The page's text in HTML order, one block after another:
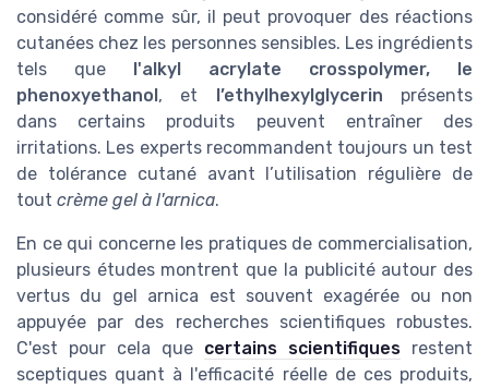
considéré comme sûr, il peut provoquer des réactions
cutanées chez les personnes sensibles. Les ingrédients
tels que l'alkyl acrylate crosspolymer, le
phenoxyethanol, et l’ethylhexylglycerin présents
dans certains produits peuvent entraîner des
irritations. Les experts recommandent toujours un test
de tolérance cutané avant l’utilisation régulière de
tout crème gel à l'arnica.
En ce qui concerne les pratiques de commercialisation,
plusieurs études montrent que la publicité autour des
vertus du gel arnica est souvent exagérée ou non
appuyée par des recherches scientifiques robustes.
C'est pour cela que certains scientifiques restent
sceptiques quant à l'efficacité réelle de ces produits,